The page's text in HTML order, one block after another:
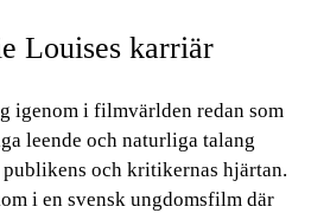
Louises karriär
igenom i filmvärlden redan som
leende och naturliga talang
publikens och kritikernas hjärtan.
i en svensk ungdomsfilm där